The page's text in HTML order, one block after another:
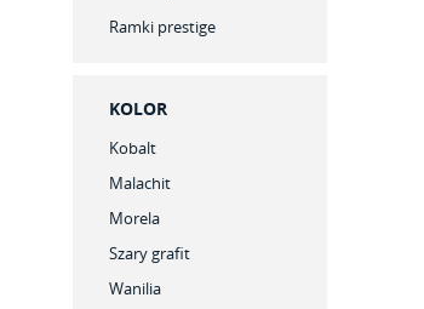
Ramki prestige
KOLOR
Kobalt
Malachit
Morela
Szary grafit
Wanilia